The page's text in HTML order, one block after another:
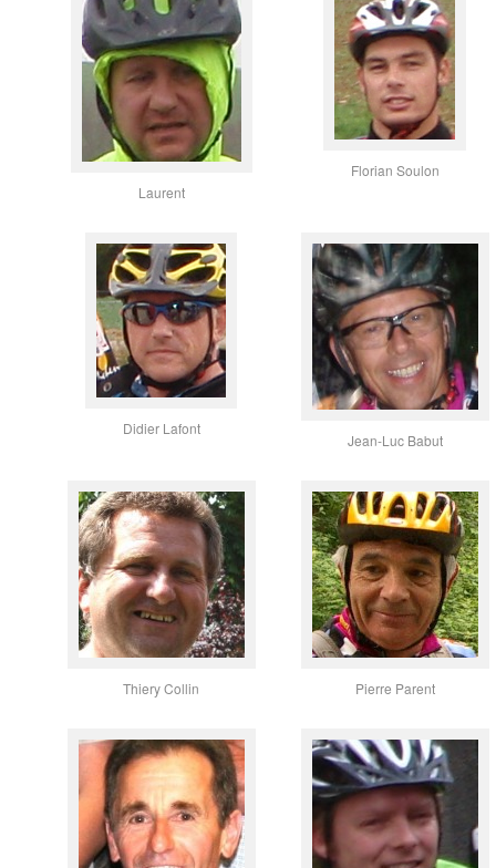
Laurent
Florian Soulon
Didier Lafont
Jean-Luc Babut
Thiery Collin Pierre Parent